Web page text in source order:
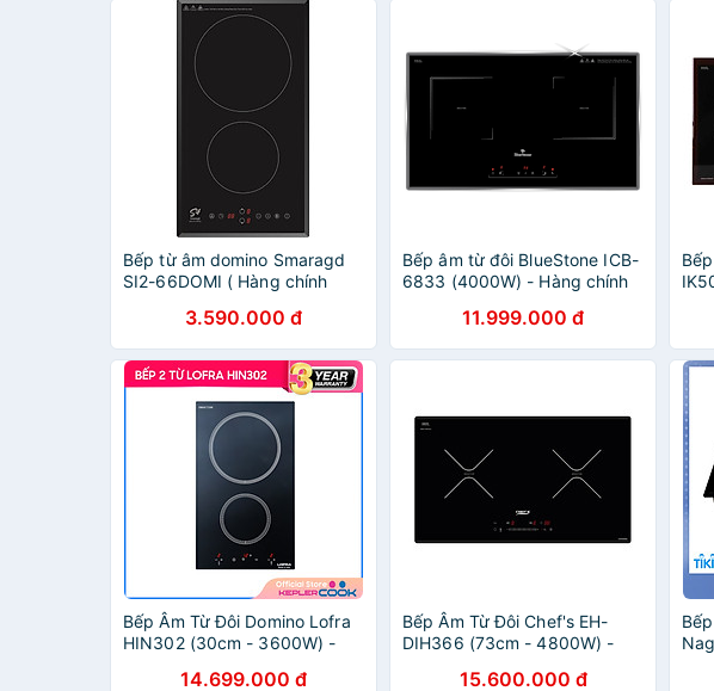
Bếp từ âm domino Smaragd
SI2-66DOMI ( Hàng chính
3.590.000 đ
Bếp âm từ đôi BlueStone ICB-
6833 (4000W) - Hàng chính
11.999.000 đ
Bếp Âm Từ Đôi Domino Lofra
HIN302 (30cm - 3600W) -
14.699.000 đ
Bếp Âm Từ Đôi Chef's EH-
DIH366 (73cm - 4800W) -
15.600.000 đ